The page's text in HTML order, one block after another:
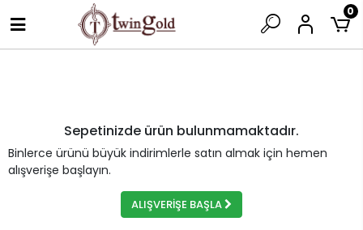
0
Sepetinizde ürün bulunmamaktadır.
Binlerce ürünü büyük indirimlerle satın almak için hemen
alışverişe başlayın.
ALIŞVERİŞE BAŞLA